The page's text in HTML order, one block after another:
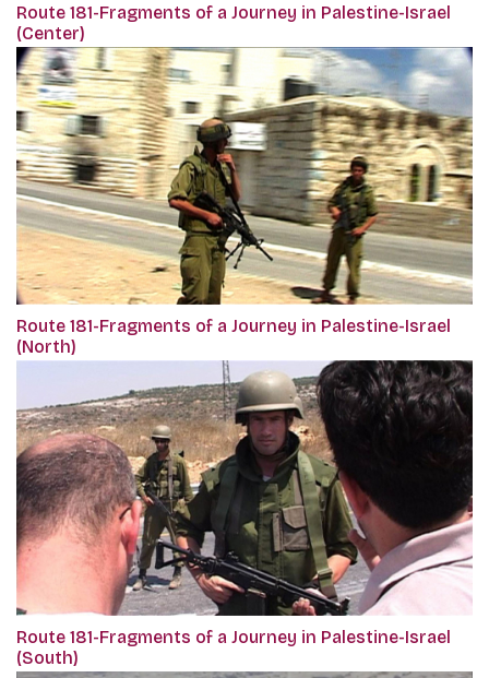
Route 181-Fragments of a Journey in Palestine-Israel
(Center)
Route 181-Fragments of a Journey in Palestine-Israel
(North)
Route 181-Fragments of a Journey in Palestine-Israel
(South)